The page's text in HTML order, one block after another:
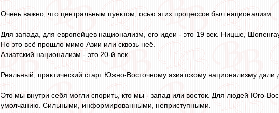
Очень важно, что центральным пунктом, осью этих процессов был национализм.
Для запада, для европейцев национализм, его идеи - это 19 век. Ницше,
Но это всё прошло мимо Азии или сквозь неё.
Азиатский национализм - это 20-й век.
Реальный, практический старт Южно-Восточному азиатскому национализму дали
Это мы внутри себя могли спорить, кто мы - запад или восток. Для людей Юго-
умолчанию. Сильными, информированными, неприступными.